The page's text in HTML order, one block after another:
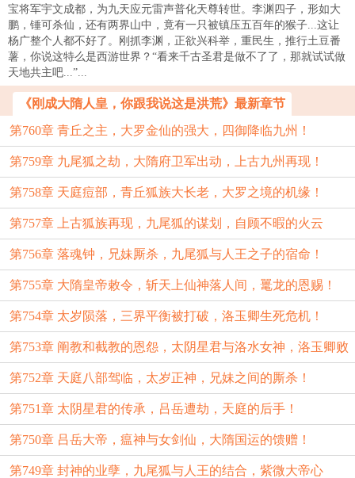
宝将军宇文成都，为九天应元雷声普化天尊转世。李渊四子，形如大
鹏，锤可杀仙，还有两界山中，竟有一只被镇压五百年的猴子...这让
杨广整个人都不好了。刚抓李渊，正欲兴科举，重民生，推行土豆番
薯，你说这特么是西游世界？“看来千古圣君是做不了了，那就试试做
天地共主吧...”...
《刚成大隋人皇，你跟我说这是洪荒》最新章节
第760章 青丘之主，大罗金仙的强大，四御降临九州！
第759章 九尾狐之劫，大隋府卫军出动，上古九州再现！
第758章 天庭痘部，青丘狐族大长老，大罗之境的机缘！
第757章 上古狐族再现，九尾狐的谋划，自顾不暇的火云
洞！
第756章 落魂钟，兄妹厮杀，九尾狐与人王之子的宿命！
第755章 大隋皇帝敕令，斩天上仙神落人间，鼍龙的恩赐！
第754章 太岁陨落，三界平衡被打破，洛玉卿生死危机！
第753章 阐教和截教的恩怨，太阴星君与洛水女神，洛玉卿败
退？
第752章 天庭八部驾临，太岁正神，兄妹之间的厮杀！
第751章 太阴星君的传承，吕岳遭劫，天庭的后手！
第750章 吕岳大帝，瘟神与女剑仙，大隋国运的馈赠！
第749章 封神的业孽，九尾狐与人王的结合，紫微大帝心